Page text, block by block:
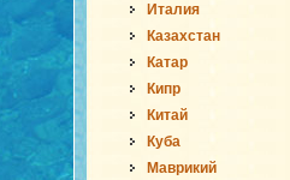
Италия
Казахстан
Катар
Кипр
Китай
Куба
Маврикий